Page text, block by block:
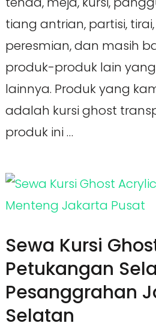
tiang antrian, partisi,
peresmian, dan masih
produk-produk lain
lainnya. Produk yang
adalah kursi ghost
produk ini …
Sewa Kursi
Petukangan
Pesanggrahan
Selatan